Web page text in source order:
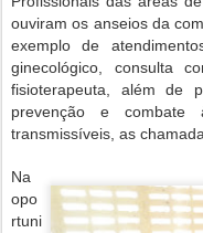
ouviram os anseios da
exemplo de
ginecológico, consulta
fisioterapeuta, além de
prevenção e combate
transmissíveis, as
Na
opo
rtuni